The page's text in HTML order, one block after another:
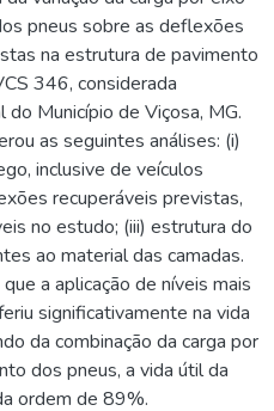
pneus sobre as deflexões
na estrutura de pavimento
346, considerada
Município de Viçosa, MG.
as seguintes análises: (i)
inclusive de veículos
recuperáveis previstas,
no estudo; (iii) estrutura do
ao material das camadas.
a aplicação de níveis mais
significativamente na vida
da combinação da carga por
dos pneus, a vida útil da
ordem de 89%.